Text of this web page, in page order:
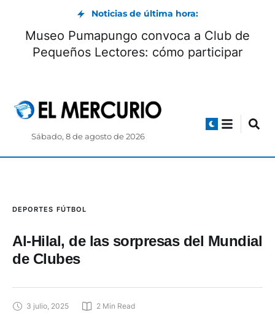
Noticias de última hora:
Museo Pumapungo convoca a Club de
Pequeños Lectores: cómo participar
Sábado, 8 de agosto de 2026
DEPORTES FÚTBOL
Al-Hilal, de las sorpresas del Mundial
de Clubes
3 julio, 2025 2 Min Read